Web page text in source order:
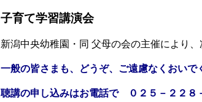
子育て学習講演会
新潟中央幼稚園・同 父母の会の主催により、
一般の皆さまも、どうぞ、ご遠慮なくおいで
聴講の申し込みはお電話で ０２５－２２８